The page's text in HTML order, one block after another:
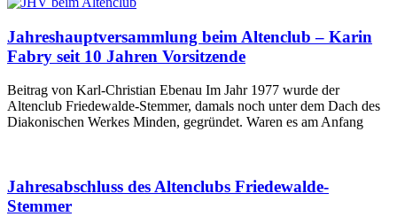
Jahreshauptversammlung beim Altenclub – Karin
Fabry seit 10 Jahren Vorsitzende
Beitrag von Karl-Christian Ebenau Im Jahr 1977 wurde der
Altenclub Friedewalde-Stemmer, damals noch unter dem Dach des
Diakonischen Werkes Minden, gegründet. Waren es am Anfang
Jahresabschluss des Altenclubs Friedewalde-
Stemmer